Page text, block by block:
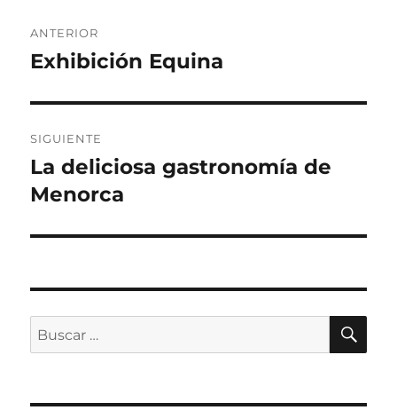
de
ANTERIOR
Entrada
Exhibición Equina
SIGUIENTE
Entrada
siguiente:
La deliciosa gastronomía de
Menorca
Buscar
por: